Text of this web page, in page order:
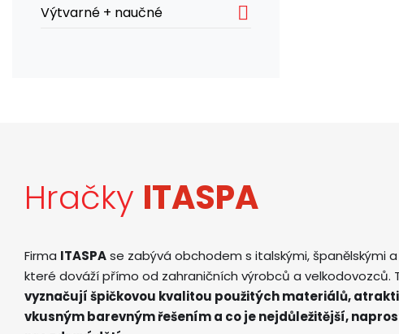
Výtvarné + naučné 
Hračky ITASPA
Firma ITASPAse zabývá obchodem s italskými, španělskými
které dováží přímo od zahraničních výrobců a velkodovozců.
vyznačují špičkovou kvalitou použitých materiálů,
vkusným barevným řešením a co je nejdůležitější,